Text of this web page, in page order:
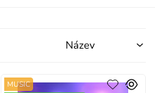
MUSIC